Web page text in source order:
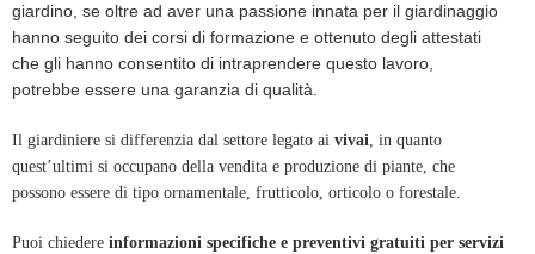
giardino, se oltre ad aver una passione innata per il giardinaggio
hanno seguito dei corsi di formazione e ottenuto degli attestati
che gli hanno consentito di intraprendere questo lavoro,
potrebbe essere una garanzia di qualità.
Il giardiniere si differenzia dal settore legato ai vivai, in quanto
quest’ultimi si occupano della vendita e produzione di piante, che
possono essere di tipo ornamentale, frutticolo, orticolo o forestale.
Puoi chiedere informazioni specifiche e preventivi gratuiti per servizi